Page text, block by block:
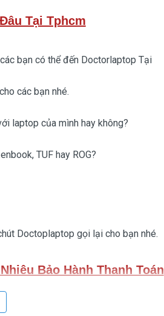
Tại Tphcm
bạn có thể đến Doctorlaptop Tại
các bạn nhé.
laptop của mình hay không?
TUF hay ROG?
Doctoplaptop gọi lại cho bạn nhé.
Bảo Hành Thanh Toán